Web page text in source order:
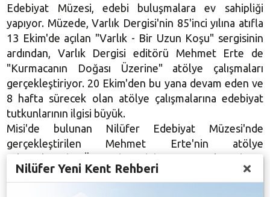
Edebiyat Müzesi, edebi buluşmalara ev sahipliği
yapıyor. Müzede, Varlık Dergisi'nin 85'inci yılına atıfla
13 Ekim'de açılan "Varlık - Bir Uzun Koşu" sergisinin
ardından, Varlık Dergisi editörü Mehmet Erte de
"Kurmacanın Doğası Üzerine" atölye çalışmaları
gerçekleştiriyor. 20 Ekim'den bu yana devam eden ve
8 hafta sürecek olan atölye çalışmalarına edebiyat
tutkunlarının ilgisi büyük.
Misi'de bulunan Nilüfer Edebiyat Müzesi'nde
gerçekleştirilen Mehmet Erte'nin atölye
mıyız? - Modernist tavır / Başkaldırı yolları", "
Nilüfer Yeni Kent Rehberi